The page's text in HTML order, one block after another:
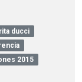
ducci
2015